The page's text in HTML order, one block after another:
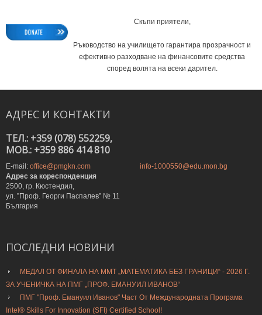
Скъпи приятели,
Ръководство на училището гарантира прозрачност и
ефективно разходване на финансовите средства
според волята на всеки дарител.
АДРЕС И КОНТАКТИ
ТЕЛ.: +359 (078) 552259,
MOB.: +359 886 414 810
E-mail: office@pmgkn.com
info-1000550@edu.mon.bg
Адрес за кореспонденция
2500, гр. Кюстендил,
ул. ”Проф. Георги Паспалев” № 11
България
ПОСЛЕДНИ НОВИНИ
МЕДАЛ ОТ ФИНАЛА НА ММТ „МАТЕМАТИКА БЕЗ ГРАНИЦИ“ - 2026 Г.
ЗА УЧЕНИЧКА НА ПМГ „ПРОФ. ЕМАНУИЛ ИВАНОВ“
ПМГ "Проф. Емануил Иванов" Част От Международната Програма
Intel® Skills For Innovation (SFI) Certified School!